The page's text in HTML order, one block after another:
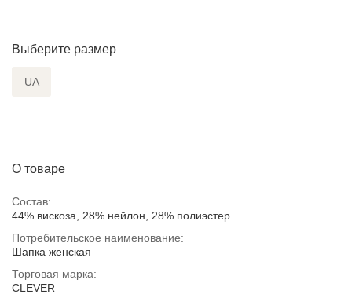
Выберите размер
UA
О товаре
Состав:
44% вискоза, 28% нейлон, 28% полиэстер
Потребительское наименование:
Шапка женская
Торговая марка:
CLEVER